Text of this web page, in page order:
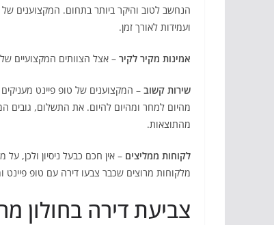
הנחשב לטוב והיקר ביותר בתחום. המקצוענים
ועמידות לאורך זמן.
אמינות מקיר לקיר – אצל הצוותים המקצועיים של TOP PAINT מילה זו מילה והם עומדים בלוחות זמנים קפדניים במיוחד.
שירות קשוב – המקצוענים של טופ פיינט
מהיום למחר ומהיום להיום. את התשלום, גובים
מהתוצאות.
לקוחות ממליצים – אין חכם כבעל ניסיון ולכן,
מלקוחות מרוצים שכבר צבעו דירה עם טופ פיינט
צביעת דירה בחולון